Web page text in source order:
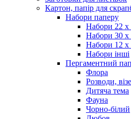
Картон, папір для
Набори паперу
Набори 22 х
Набори 30 х
Набори 12 х
Набори інші
Пергаментний
Флора
Розводи,
Дитяча тема
Фауна
Чорно-білий